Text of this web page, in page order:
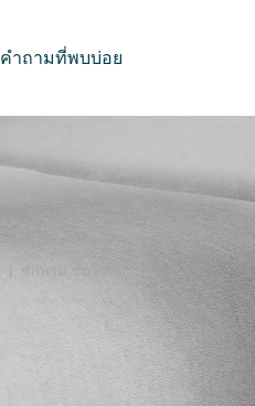
คำถามที่พบบ่อย
ซักพรม ซักโซฟา